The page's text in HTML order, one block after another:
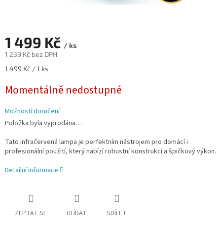
1 499 Kč / ks
1 239 Kč bez DPH
Měrná
1 499 Kč / 1 ks
Momentálně nedostupné
Možnosti doručení
Položka byla vyprodána…
Tato infračervená lampa je perfektním nástrojem pro domácí i
profesionální použití, který nabízí robustní konstrukci a špičkový výkon.
Detailní informace
ZEPTAT SE HLÍDAT SDÍLET